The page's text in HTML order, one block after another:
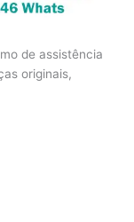
de assistência
originais,